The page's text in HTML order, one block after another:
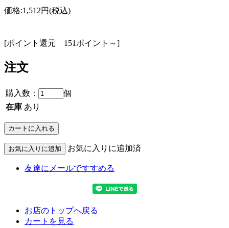
価格:1,512円(税込)
[ポイント還元 151ポイント～]
注文
購入数：
個
在庫 あり
お気に入りに追加済
友達にメールですすめる
お店のトップへ戻る
カートを見る